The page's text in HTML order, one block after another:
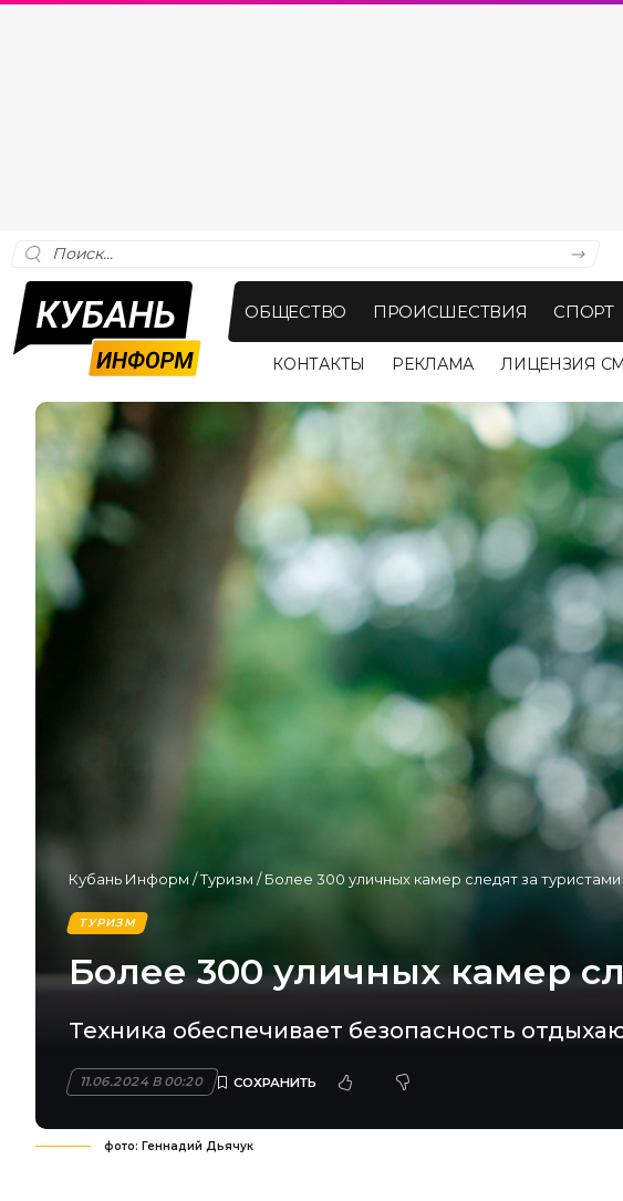
ОБЩЕСТВО ПРОИСШЕСТВИЯ СПОРТ
КОНТАКТЫ РЕКЛАМА ЛИЦЕНЗИЯ
Кубань Информ /Туризм /Более 300 уличных камер следят за
ТУРИЗМ
Более 300 уличных камер
Техника обеспечивает безопасность
11.06.2024 В 00:20
фото: Геннадий Дьячук